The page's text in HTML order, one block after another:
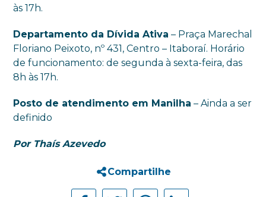
às 17h.
Departamento da Dívida Ativa – Praça Marechal
Floriano Peixoto, nº 431, Centro – Itaboraí. Horário
de funcionamento: de segunda à sexta-feira, das
8h às 17h.
Posto de atendimento em Manilha – Ainda a ser
definido
Por Thaís Azevedo
Compartilhe